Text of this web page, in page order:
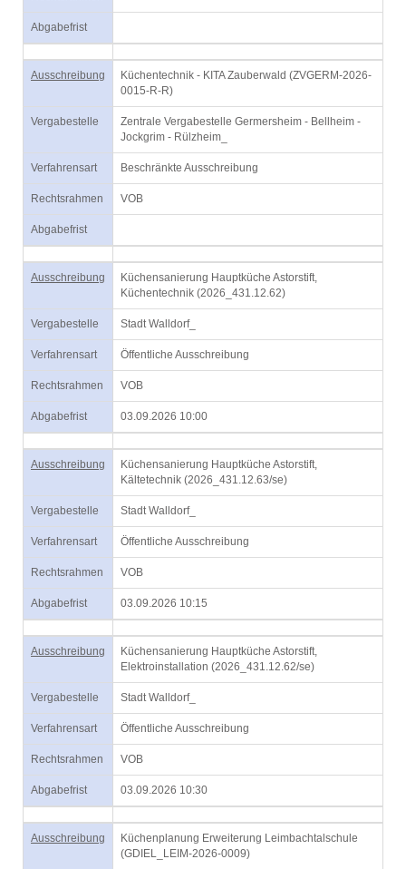
Abgabefrist
Ausschreibung
Küchentechnik - KITA Zauberwald (ZVGERM-2026-
0015-R-R)
Vergabestelle
Zentrale Vergabestelle Germersheim - Bellheim -
Jockgrim - Rülzheim_
Verfahrensart Beschränkte Ausschreibung
Rechtsrahmen VOB
Abgabefrist
Ausschreibung
Küchensanierung Hauptküche Astorstift,
Küchentechnik (2026_431.12.62)
Vergabestelle Stadt Walldorf_
Verfahrensart Öffentliche Ausschreibung
Rechtsrahmen VOB
Abgabefrist 03.09.2026 10:00
Ausschreibung
Küchensanierung Hauptküche Astorstift,
Kältetechnik (2026_431.12.63/se)
Vergabestelle Stadt Walldorf_
Verfahrensart Öffentliche Ausschreibung
Rechtsrahmen VOB
Abgabefrist 03.09.2026 10:15
Ausschreibung
Küchensanierung Hauptküche Astorstift,
Elektroinstallation (2026_431.12.62/se)
Vergabestelle Stadt Walldorf_
Verfahrensart Öffentliche Ausschreibung
Rechtsrahmen VOB
Abgabefrist 03.09.2026 10:30
Ausschreibung
Küchenplanung Erweiterung Leimbachtalschule
(GDIEL_LEIM-2026-0009)